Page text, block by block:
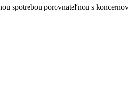
spotrebou porovnateľnou s